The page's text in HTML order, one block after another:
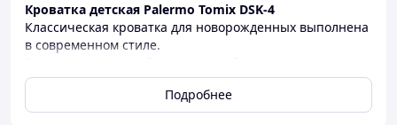
Кроватка детская Palermo Tomix DSK-4
Классическая кроватка для новорожденных выполнена
в современном стиле.
кроватки
3 положения регулировки высоты днища кроватки 28,
38 и 48 см. от пола
Подробнее